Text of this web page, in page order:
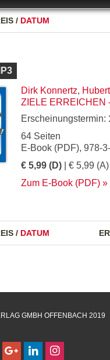
/ DATUM
Dirk Konnertz,
ZIELE ERREICHEN
Erscheinungstermin:
64 Seiten
E-Book (PDF), 978-
€ 5,99 (D) | € 5,99 (A)
Zum E-Book (PDF)
/ DATUM
GMBH OFFENBACH 2019
Name